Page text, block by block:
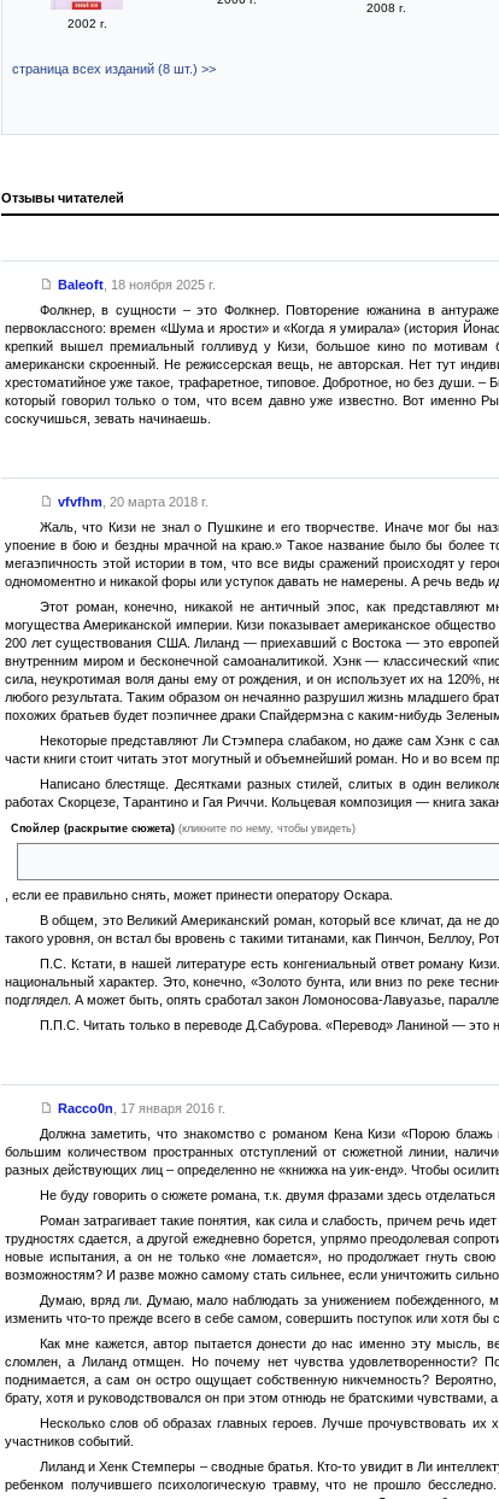
2002 г.
2008 г.
страница всех изданий (8 шт.) >>
Отзывы читателей
Baleoft, 18 ноября 2025 г.
Фолкнер, в сущности – это Фолкнер. Повторение южанина в
первоклассного: времен «Шума и ярости» и «Когда я умирала» (история
крепкий вышел премиальный голливуд у Кизи, большое кино по мотивам
американски скроенный. Не режиссерская вещь, не авторская. Нет тут
хрестоматийное уже такое, трафаретное, типовое. Добротное, но без души.
который говорил только о том, что всем давно уже известно. Вот именно
соскучишься, зевать начинаешь.
vfvfhm 20 марта 2018 г.
Жаль, что Кизи не знал о Пушкине и его творчестве. Иначе мог бы
упоение в бою и бездны мрачной на краю.» Такое название было бы более
мегаэпичность этой истории в том, что все виды сражений происходят у
одномоментно и никакой форы или уступок давать не намерены. А речь ведь
Этот роман, конечно, никакой не античный эпос, как представляют
могущества Американской империи. Кизи показывает американское
200 лет существования США. Лиланд — приехавший с Востока — это
внутренним миром и бесконечной самоаналитикой. Хэнк — классический
сила, неукротимая воля даны ему от рождения, и он использует их на 120%,
любого результата. Таким образом он нечаянно разрушил жизнь младшего
похожих братьев будет поэпичнее драки Спайдермэна с каким-нибудь
Некоторые представляют Ли Стэмпера слабаком, но даже сам Хэнк с
части книги стоит читать этот могутный и объемнейший роман. Но и во всем
Написано блестяще. Десятками разных стилей, слитых в один
работах Скорцезе, Тарантино и Гая Риччи. Кольцевая композиция — книга
Спойлер (раскрытие сюжета) (кликните по нему, чтобы увидеть)
, если ее правильно снять, может принести оператору Оскара.
В общем, это Великий Американский роман, который все кличат, да не
такого уровня, он встал бы вровень с такими титанами, как Пинчон, Беллоу,
П.С. Кстати, в нашей литературе есть конгениальный ответ роману
национальный характер. Это, конечно, «Золото бунта, или вниз по реке
подглядел. А может быть, опять сработал закон Ломоносова-Лавуазье,
П.П.С. Читать только в переводе Д.Сабурова. «Перевод» Ланиной — это
Racco0n
17 января 2016 г.
Должна заметить, что знакомство с романом Кена Кизи «Порою
большим количеством пространных отступлений от сюжетной линии,
разных действующих лиц – определенно не «книжка на уик-енд». Чтобы
Не буду говорить о сюжете романа, т.к. двумя фразами здесь
Роман затрагивает такие понятия, как сила и слабость, причем речь
трудностях сдается, а другой ежедневно борется, упрямо преодолевая
новые испытания, а он не только «не ломается», но продолжает гнуть
возможностям? И разве можно самому стать сильнее, если уничтожить
Думаю, вряд ли. Думаю, мало наблюдать за унижением побежденного,
изменить что-то прежде всего в себе самом, совершить поступок или хотя бы
Как мне кажется, автор пытается донести до нас именно эту мысль,
сломлен, а Лиланд отмщен. Но почему нет чувства удовлетворенности?
поднимается, а сам он остро ощущает собственную никчемность?
брату, хотя и руководствовался он при этом отнюдь не братскими
Несколько слов об образах главных героев. Лучше прочувствовать
участников событий.
Лиланд и Хенк Стемперы – сводные братья. Кто-то увидит в Ли
ребенком получившего психологическую травму, что не прошло